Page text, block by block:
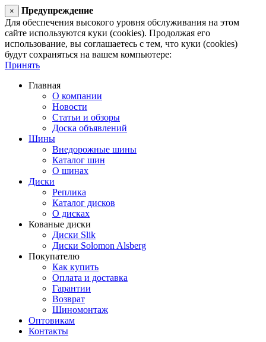
×
Предупреждение
Для обеспечения высокого уровня обслуживания на этом
сайте используются куки (cookies). Продолжая его
использование, вы соглашаетесь с тем, что куки (cookies)
будут сохраняться на вашем компьютере:
Принять
Главная
О компании
Новости
Статьи и обзоры
Доска объявлений
Шины
Внедорожные шины
Каталог шин
О шинах
Диски
Реплика
Каталог дисков
О дисках
Кованые диски
Диски Slik
Диски Solomon Alsberg
Покупателю
Как купить
Оплата и доставка
Гарантии
Возврат
Шиномонтаж
Оптовикам
Контакты